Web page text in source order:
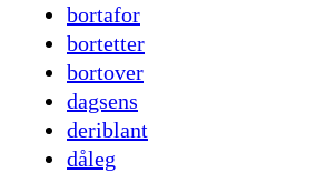
bortafor
bortetter
bortover
dagsens
deriblant
dåleg